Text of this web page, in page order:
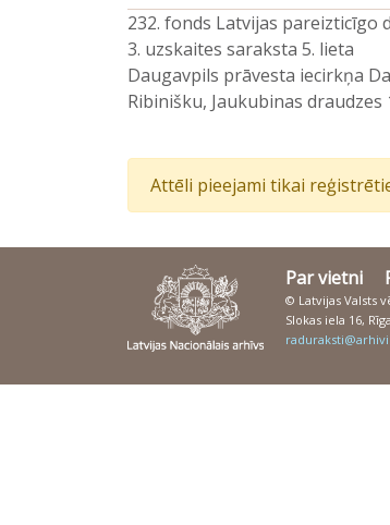
232. fonds Latvijas pareizticīgo
3. uzskaites saraksta 5. lieta
Daugavpils prāvesta iecirkņa
Ribinišku, Jaukubinas
Attēli pieejami tikai
Par vietni
© Latvijas Valsts
Slokas iela 16,